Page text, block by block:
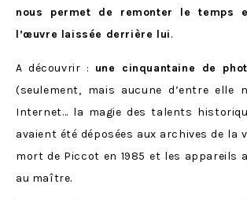
nous permet de remonter le temps
l’œuvre laissée derrière lui.
A découvrir : une cinquantaine de
(seulement, mais aucune d’entre elle
Internet… la magie des talents
avaient été déposées aux archives de la
mort de Piccot en 1985 et les appareils
au maître.